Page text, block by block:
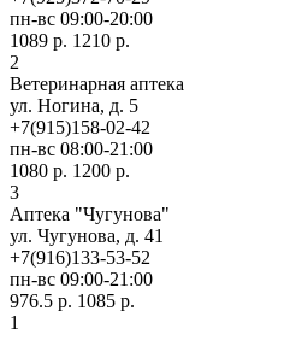
пн-вс 09:00-20:00
1089 р. 1210 р.
2
Ветеринарная аптека
ул. Ногина, д. 5
+7(915)158-02-42
пн-вс 08:00-21:00
1080 р. 1200 р.
3
Аптека "Чугунова"
ул. Чугунова, д. 41
+7(916)133-53-52
пн-вс 09:00-21:00
976.5 р. 1085 р.
1